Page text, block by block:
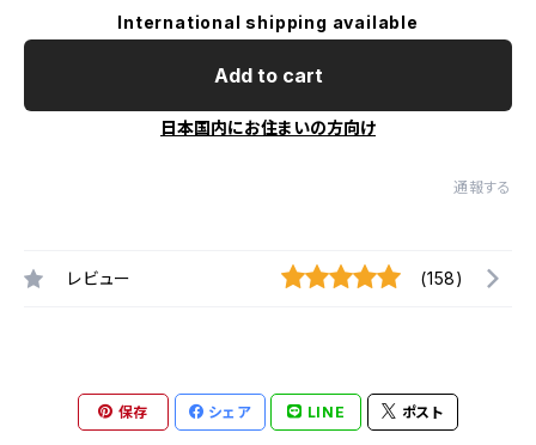
International shipping available
Add to cart
日本国内にお住まいの方向け
通報する
レビュー (158)
保存 シェア LINE ポスト